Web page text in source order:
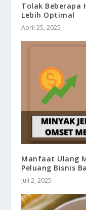
Tolak Beberapa
Lebih Optimal
April 25, 2025
Manfaat Ulang
Peluang Bisnis
Juli 2, 2025